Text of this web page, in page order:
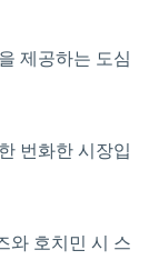
제공하는 도심
번화한 시장입
와 호치민 시 스